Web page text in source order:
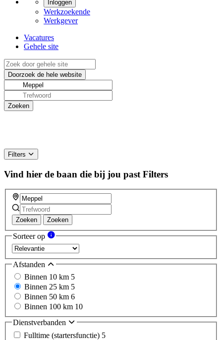
Inloggen
Werkzoekende
Werkgever
Vacatures
Gehele site
Filters
Vind hier de baan die bij jou past Filters
Zoeken Zoeken
Sorteer op
Afstanden
Binnen 10 km 5
Binnen 25 km 5
Binnen 50 km 6
Binnen 100 km 10
Dienstverbanden
Fulltime (startersfunctie) 5